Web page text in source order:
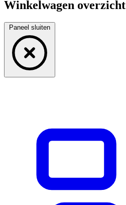
Winkelwagen overzicht
Paneel sluiten